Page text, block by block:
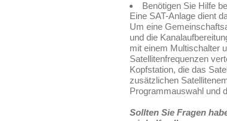
Benötigen Sie Hilfe
Eine SAT-Anlage dient
Um eine
und die
mit einem Multischalter
Satellitenfrequenzen
Kopfstation, die das
zusätzlichen
Programmauswahl und
Sollten Sie Fragen